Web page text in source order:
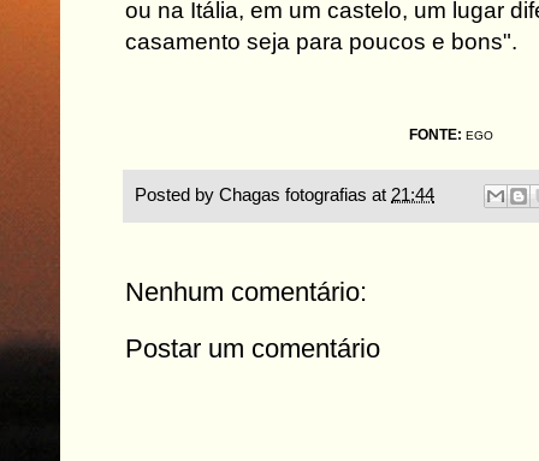
ou na Itália, em um castelo, um lugar
casamento seja para poucos e bons".
FONTE: EGO
Posted by Chagas fotografias at 21:44
Nenhum comentário:
Postar um comentário